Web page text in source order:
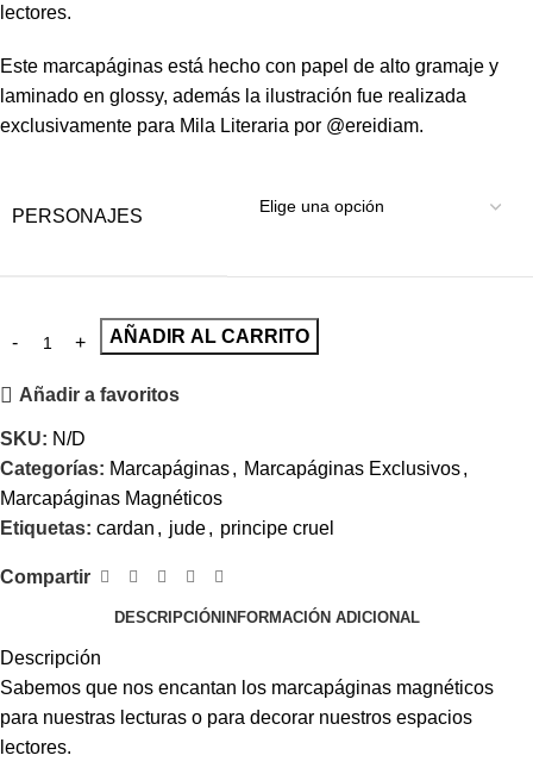
lectores.
Este marcapáginas está hecho con papel de alto gramaje y
laminado en glossy, además la ilustración fue realizada
exclusivamente para Mila Literaria por @ereidiam.
PERSONAJES
AÑADIR AL CARRITO
Añadir a favoritos
SKU: N/D
Categorías: Marcapáginas, Marcapáginas Exclusivos,
Marcapáginas Magnéticos
Etiquetas: cardan , jude, principe cruel
Compartir
DESCRIPCIÓN INFORMACIÓN ADICIONAL
Descripción
Sabemos que nos encantan los marcapáginas magnéticos
para nuestras lecturas o para decorar nuestros espacios
lectores.